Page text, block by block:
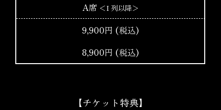
A席 ＜I 列以降＞
9,900円 (税込)
8,900円 (税込)
【チケット特典】